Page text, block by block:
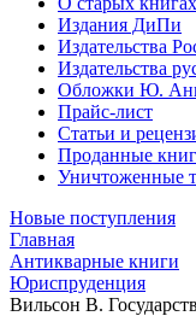
Издания ДиПи
Издательства
Издательства
Обложки Ю.
Прайс-лист
Статьи и
Проданные
Уничтоженные
Новые поступления
Главная
Антикварные книги
Юриспруденция
Вильсон В.